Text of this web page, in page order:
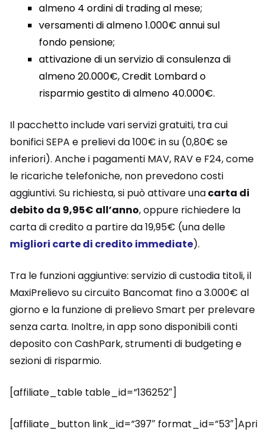
almeno 4 ordini di trading al mese;
versamenti di almeno 1.000€ annui sul
fondo pensione;
attivazione di un servizio di consulenza di
almeno 20.000€, Credit Lombard o
risparmio gestito di almeno 40.000€.
Il pacchetto include vari servizi gratuiti, tra cui
bonifici SEPA e prelievi da 100€ in su (0,80€ se
inferiori). Anche i pagamenti MAV, RAV e F24, come
le ricariche telefoniche, non prevedono costi
aggiuntivi. Su richiesta, si può attivare unacarta di
debito da 9,95€ all’anno, oppure richiedere la
carta di credito a partire da 19,95€ (una delle
migliori carte di credito immediate).
Tra le funzioni aggiuntive: servizio di custodia titoli, il
MaxiPrelievo su circuito Bancomat fino a 3.000€ al
giorno e la funzione di prelievo Smart per prelevare
senza carta. Inoltre, in app sono disponibili conti
deposito con CashPark, strumenti di budgeting e
sezioni di risparmio.
[affiliate_table table_id=”136252″]
[affiliate_button link_id=”397″ format_id=”53″]Apri